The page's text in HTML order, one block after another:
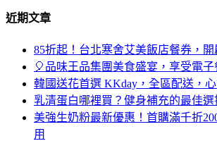
近期文章
85折起！台北寒舍艾美飯店餐券，
🎈品味王品集團美食盛宴，享受電子
韓國送花首選 KKday，全區配送，
乳清蛋白哪裡買？健身補充的最佳選
美強生奶粉最新優惠！首購滿千折
用